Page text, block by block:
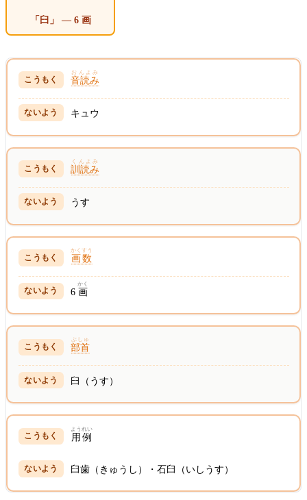
「臼」 — 6 画
音読み
おんよみ
キュウ
訓読み
くんよみ
うす
画数
かくすう
6画
かく
部首
ぶしゅ
臼（うす）
用例
ようれい
臼歯（きゅうし）・石臼（いしうす）